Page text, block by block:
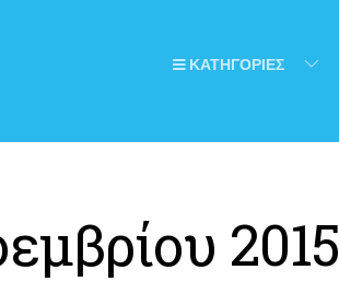
ΚΑΤΗΓΟΡΙΕΣ
2015